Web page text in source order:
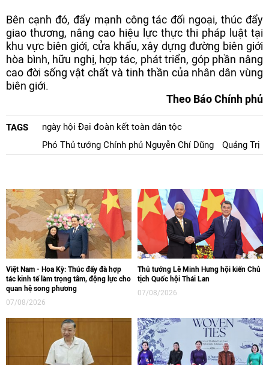
Bên cạnh đó, đẩy mạnh công tác đối ngoại, thúc đẩy
giao thương, nâng cao hiệu lực thực thi pháp luật tại
khu vực biên giới, cửa khẩu, xây dựng đường biên giới
hòa bình, hữu nghị, hợp tác, phát triển, góp phần nâng
cao đời sống vật chất và tinh thần của nhân dân vùng
biên giới.
Theo Báo Chính phủ
TAGS
ngày hội Đại đoàn kết toàn dân tộc
Phó Thủ tướng Chính phủ Nguyễn Chí Dũng
Quảng Trị
Việt Nam - Hoa Kỳ: Thúc đẩy đà hợp
tác kinh tế làm trọng tâm, động lực cho
quan hệ song phương
07/08/2026
Thủ tướng Lê Minh Hưng hội kiến Chủ
tịch Quốc hội Thái Lan
07/08/2026